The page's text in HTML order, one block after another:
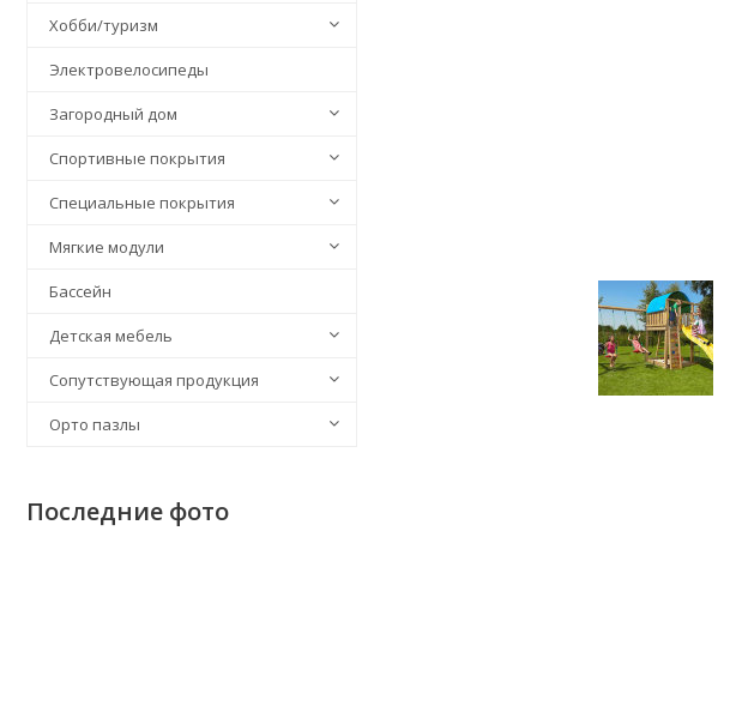
Хобби/туризм
Электровелосипеды
Загородный дом
Спортивные покрытия
Специальные покрытия
Мягкие модули
Бассейн
Детская мебель
Сопутствующая продукция
Орто пазлы
Последние фото